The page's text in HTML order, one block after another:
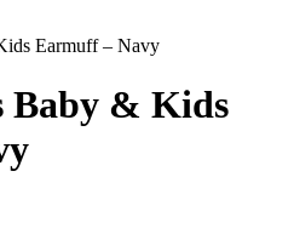
Earmuff – Navy
Baby & Kids